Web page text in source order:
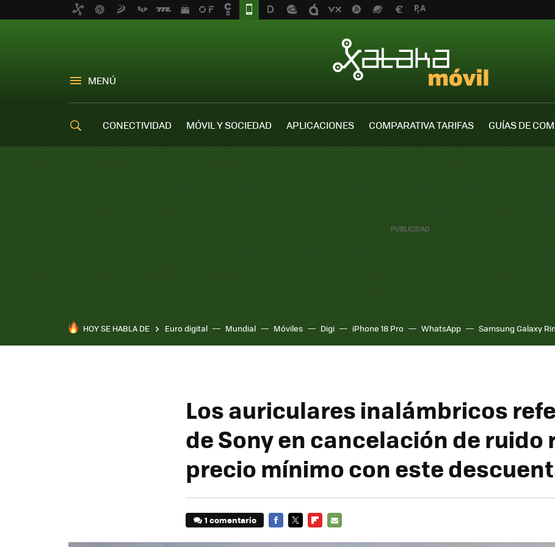
MENÚ
CONECTIVIDAD MÓVIL Y SOCIEDAD APLICACIONES COMPARATIVA TARIFAS
GUÍAS DE
HOY SE HABLA DE Euro digital Mundial Móviles Digi iPhone 18 Pro WhatsApp Samsung Galaxy
Los auriculares inalámbricos
de Sony en cancelación de ruido
precio mínimo con este
1 comentario